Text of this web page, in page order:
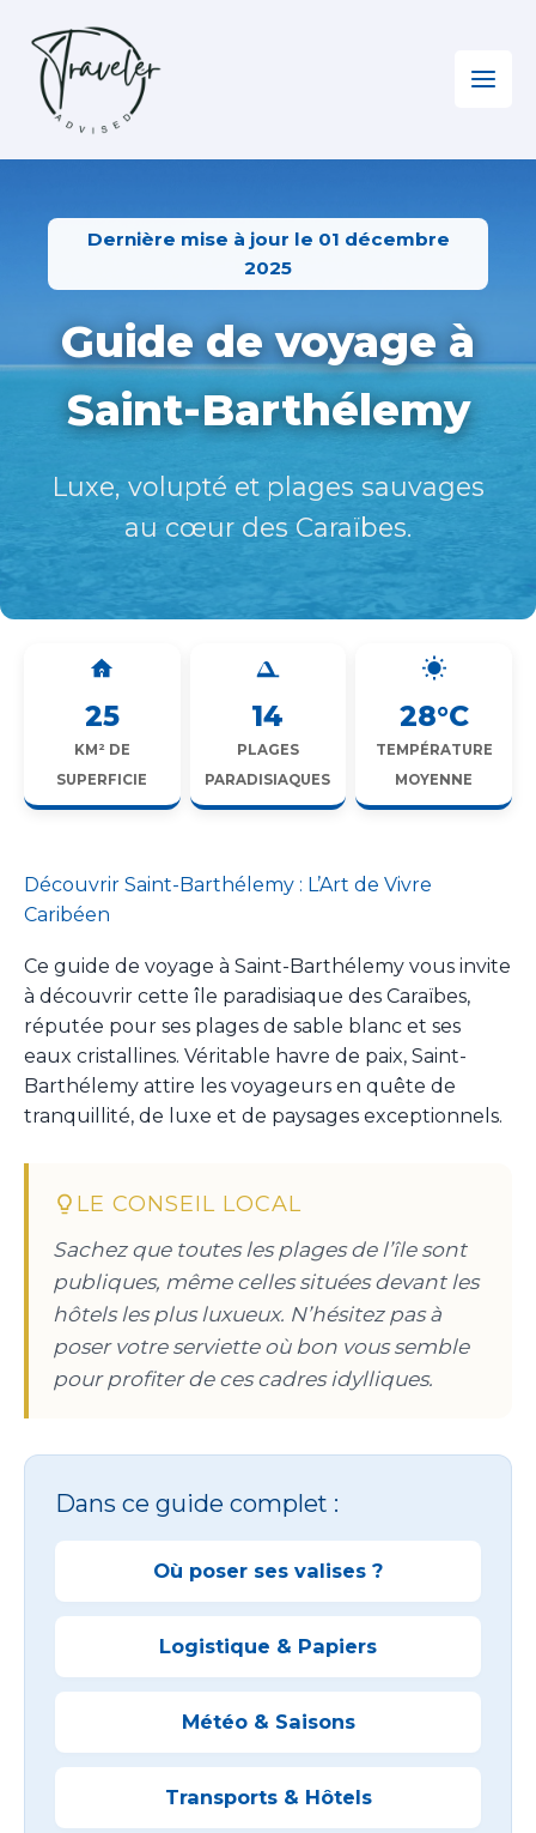
contenu
» Caraïbes
Dernière mise à jour le 01 décembre
2025
Guide de voyage à
Saint-Barthélemy
Luxe, volupté et plages sauvages
au cœur des Caraïbes.
25
KM² DE
SUPERFICIE
14
PLAGES
PARADISIAQUES
28°C
TEMPÉRATURE
MOYENNE
Découvrir Saint-Barthélemy : L’Art de Vivre
Caribéen
Ce guide de voyage à Saint-Barthélemy vous invite
à découvrir cette île paradisiaque des Caraïbes,
réputée pour ses plages de sable blanc et ses
eaux cristallines. Véritable havre de paix, Saint-
Barthélemy attire les voyageurs en quête de
tranquillité, de luxe et de paysages exceptionnels.
LE CONSEIL LOCAL
Sachez que toutes les plages de l’île sont
publiques, même celles situées devant les
hôtels les plus luxueux. N’hésitez pas à
poser votre serviette où bon vous semble
pour profiter de ces cadres idylliques.
Dans ce guide complet :
Où poser ses valises ?
Logistique & Papiers
Météo & Saisons
Transports & Hôtels